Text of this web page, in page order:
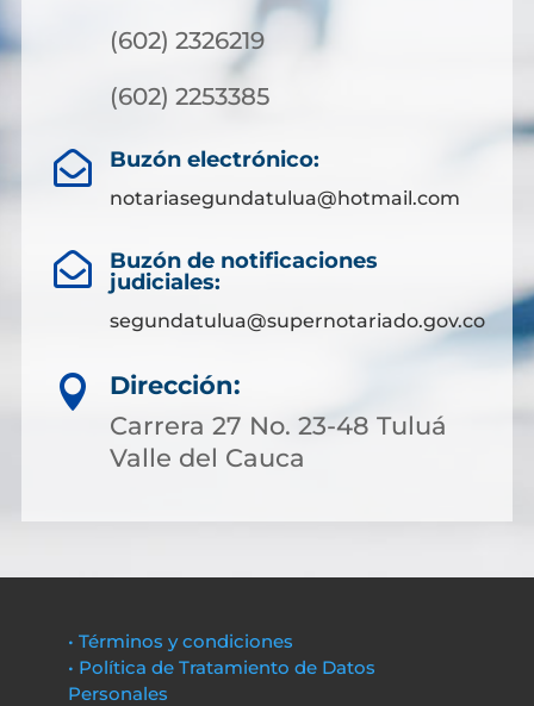
(602) 2326219
(602) 2253385
 Buzón electrónico:
notariasegundatulua@hotmail.com

Buzón de notificaciones
judiciales:
segundatulua@supernotariado.gov.co

Dirección:
Carrera 27 No. 23-48 Tuluá
Valle del Cauca
• Términos y condiciones
• Política de Tratamiento de Datos
Personales